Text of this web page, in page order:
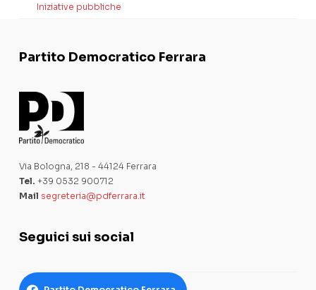
Iniziative pubbliche
Partito Democratico Ferrara
Via Bologna, 218 - 44124 Ferrara
Tel. +39 0532 900712
Mail segreteria@pdferrara.it
Seguici sui social